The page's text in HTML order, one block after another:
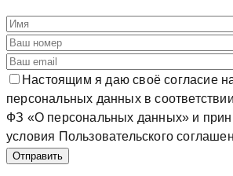
Настоящим я даю своё согласие
персональных данных в
ФЗ «О персональных данных» и
условия Пользовательского